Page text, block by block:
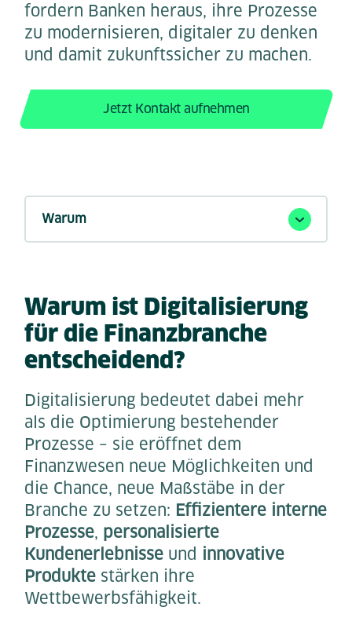
fordern Banken heraus, ihre Prozesse
zu modernisieren, digitaler zu denken
und damit zukunftssicher zu machen.
Jetzt Kontakt aufnehmen
Warum ist Digitalisierung
für die Finanzbranche
entscheidend?
Digitalisierung bedeutet dabei mehr
als die Optimierung bestehender
Prozesse – sie eröffnet dem
Finanzwesen neue Möglichkeiten und
die Chance, neue Maßstäbe in der
Branche zu setzen: Effizientere interne
Prozesse, personalisierte
Kundenerlebnisse und innovative
Produkte stärken ihre
Wettbewerbsfähigkeit.